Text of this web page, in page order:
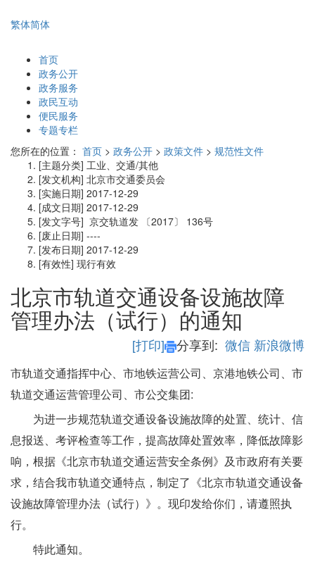
繁体简体
首页
政务公开
政务服务
政民互动
便民服务
专题专栏
您所在的位置： 首页 > 政务公开 > 政策文件 > 规范性文件
[主题分类] 工业、交通/其他
[发文机构] 北京市交通委员会
[实施日期] 2017-12-29
[成文日期] 2017-12-29
[发文字号] 京交轨道发 〔2017〕
136号
[废止日期] ----
[发布日期] 2017-12-29
[有效性] 现行有效
北京市轨道交通设备设施故障
管理办法（试行）的通知
[打印] 分享到: 微信 新浪微博
市轨道交通指挥中心、市地铁运营公司、京港地铁公司、市
轨道交通运营管理公司、市公交集团:
为进一步规范轨道交通设备设施故障的处置、统计、信
息报送、考评检查等工作，提高故障处置效率，降低故障影
响，根据《北京市轨道交通运营安全条例》及市政府有关要
求，结合我市轨道交通特点，制定了《北京市轨道交通设备
设施故障管理办法（试行）》。现印发给你们，请遵照执
行。
特此通知。